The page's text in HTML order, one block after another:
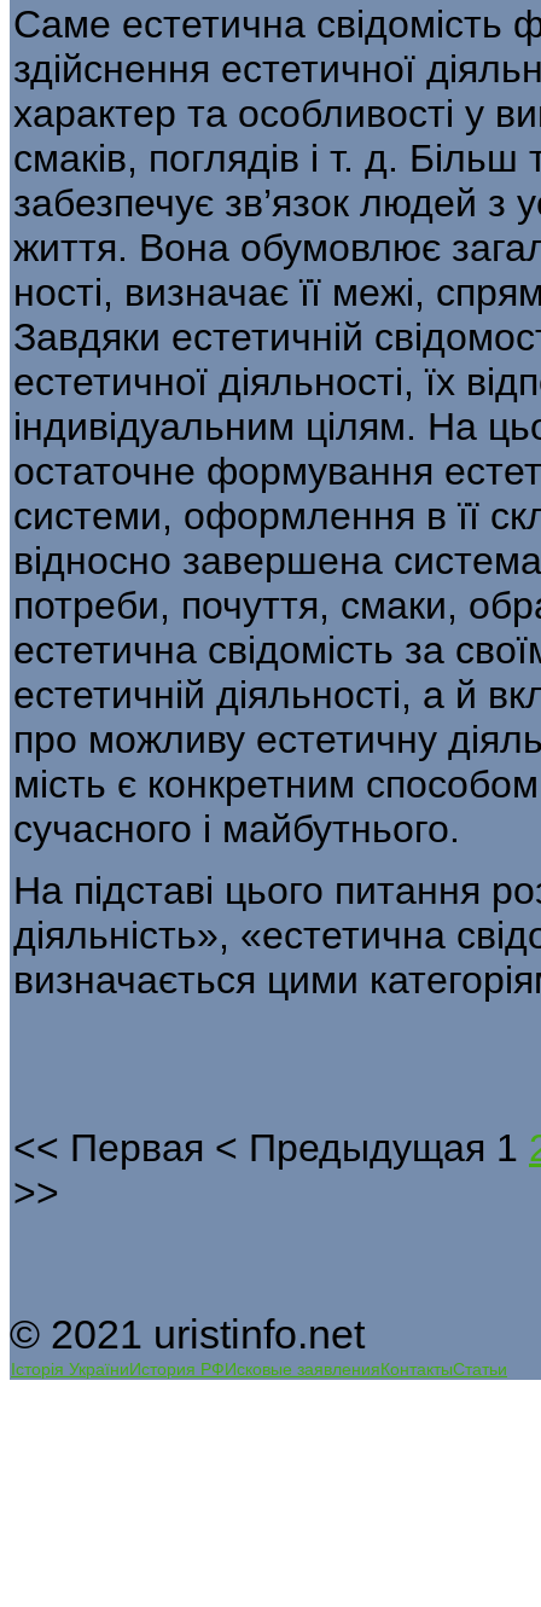
Саме естетична свідомість
здійснення естетичної
характер та особли­вості у
смаків, поглядів і т. д. Більш
забезпечує зв’язок людей з
життя. Вона обумовлює
ності, визначає її межі,
Завдяки естетич­ній
естетичної діяльності, їх
індивідуальним цілям. На
остаточне формування
системи, оформлення в її
віднос­но завершена
потреби, почуття, смаки,
естетична свідомість за
естетичній діяльності, а й
про можливу естетичну
мість є конкретним
сучасно­го і майбутнього.
На підставі цього питання
діяль­ність», «естетична
визначається цими
<< Первая < Предыдущая 1
>>
© 2021 uristinfo.net
Історія УкраїниИстория РФИсковые заявленияКонтактыСтатьи